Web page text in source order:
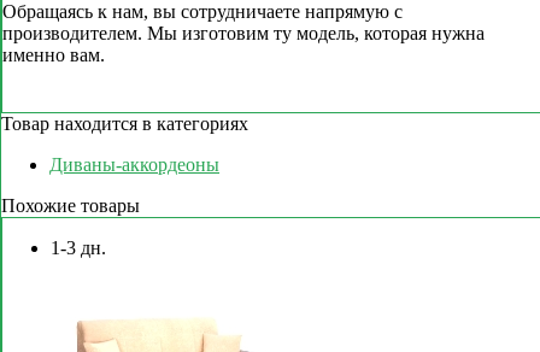
Обращаясь к нам, вы сотрудничаете напрямую с
производителем. Мы изготовим ту модель, которая нужна
именно вам.
Товар находится в категориях
Диваны-аккордеоны
Похожие товары
1-3 дн.